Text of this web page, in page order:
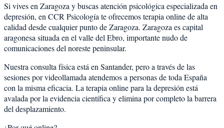
Si vives enZaragozay buscas atención psicológica especializada en
depresión, en CCR Psicología te ofrecemos terapia online de alta
calidad desde cualquier punto deZaragoza. Zaragozaescapital
aragonesa situada en el valle del Ebro, importante nudo de
comunicaciones del noreste peninsular.
Nuestra consulta física está en Santander, pero a través de las
sesiones por videollamada atendemos a personas de toda España
con la misma eficacia. La terapia online para ladepresiónestá
avalada por la evidencia científica y elimina por completo la barrera
del desplazamiento.